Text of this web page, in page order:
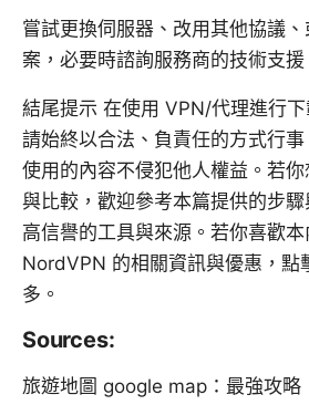
嘗試更換伺服器、改用其他協議
案，必要時諮詢服務商的技術支援
結尾提示 在使用 VPN/代理進行下
請始終以合法、負責任的方式行
使用的內容不侵犯他人權益。若
與比較，歡迎參考本篇提供的步
高信譽的工具與來源。若你喜歡
NordVPN 的相關資訊與優惠，點
多。
Sources:
旅遊地圖 google map：最強攻略